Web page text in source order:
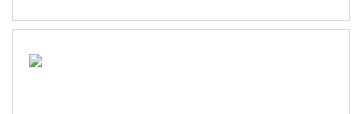
Подножка для велосипеда Massload CL-KA9